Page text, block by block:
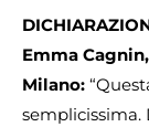
Emma
Milano:
semplicissima.